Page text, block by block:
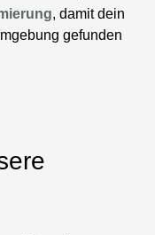
, damit dein
gefunden